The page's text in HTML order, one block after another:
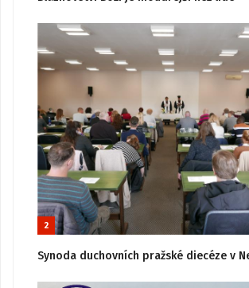
2
Synoda duchovních pražské diecéze v